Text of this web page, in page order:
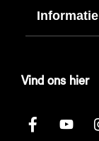
Informatie
Vind ons hier